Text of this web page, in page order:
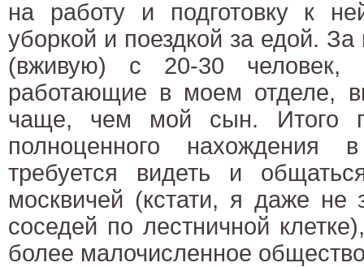
на работу и подготовку к
уборкой и поездкой за едой.
(вживую) с 20-30
работающие в моем отделе,
чаще, чем мой сын. Итого
полноценного
требуется видеть и
москвичей (кстати, я даже не
соседей по лестничной
более малочисленное